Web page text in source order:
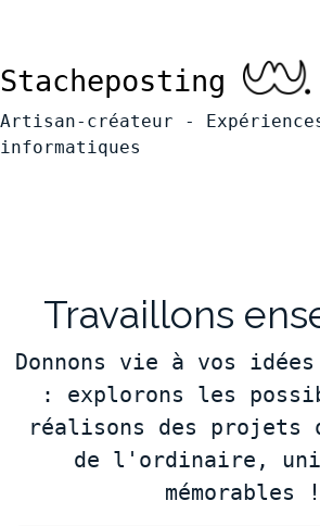
Stacheposting
Artisan-créateur -
informatiques
Travaillons
Donnons vie à vos
: explorons les
réalisons des projets
de l'ordinaire,
mémorables !